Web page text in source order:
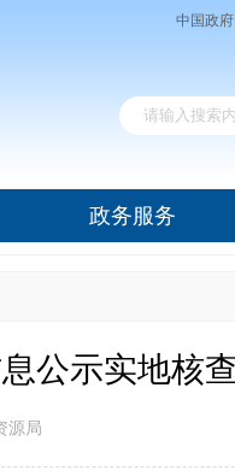
中国政府
政务服务
公示实地核查
源局